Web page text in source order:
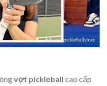
vợt pickleball cao cấp